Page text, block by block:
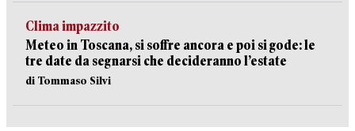
Clima impazzito
Meteo in Toscana, si soffre ancora e poi si gode: le
tre date da segnarsi che decideranno l’estate
di Tommaso Silvi